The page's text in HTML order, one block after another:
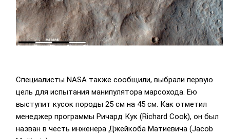
Специалисты NASA также сообщили, выбрали первую
цель для испытания манипулятора марсохода. Ею
выступит кусок породы 25 см на 45 см. Как отметил
менеджер программы Ричард Кук (Richard Cook), он был
назван в честь инженера Джейкоба Матиевича (Jacob